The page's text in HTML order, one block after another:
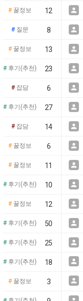
#꿀정보 12 
#질문 8 
#꿀정보 13 
#후기(추천) 23 
#잡담 6 
#후기(추천) 27 
#잡담 14 
#꿀정보 6 
#꿀정보 11 
#후기(추천) 10 
#꿀정보 12 
#후기(추천) 50 
#후기(추천) 25 
#후기(추천) 18 
#꿀정보 3 